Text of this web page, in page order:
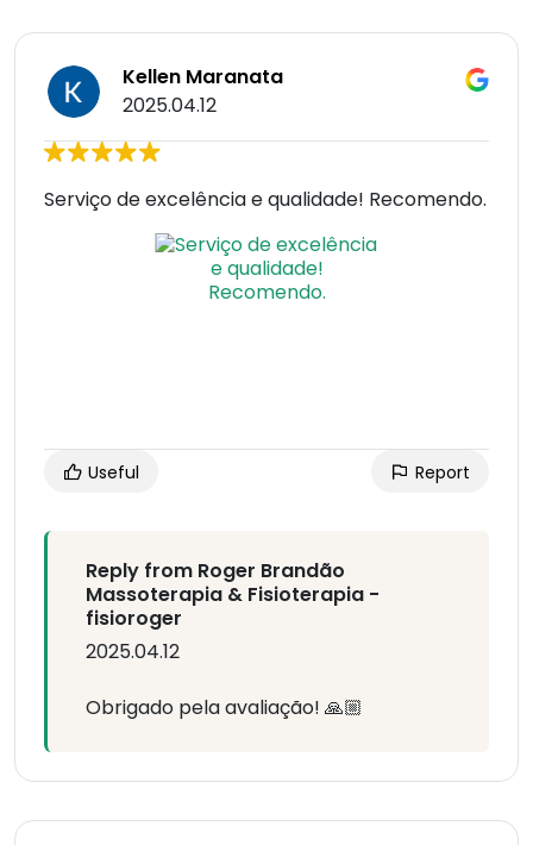
Kellen Maranata
2025.04.12
Serviço de excelência e qualidade! Recomendo.
Useful Report
Reply from Roger Brandão
Massoterapia & Fisioterapia -
fisioroger
2025.04.12
Obrigado pela avaliação! 🙏🏼